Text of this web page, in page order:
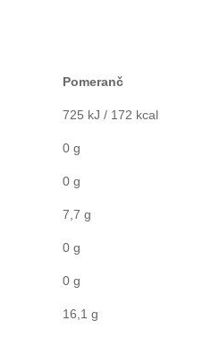
Pomeranč
725 kJ / 172 kcal
0 g
0 g
7,7 g
0 g
0 g
16,1 g